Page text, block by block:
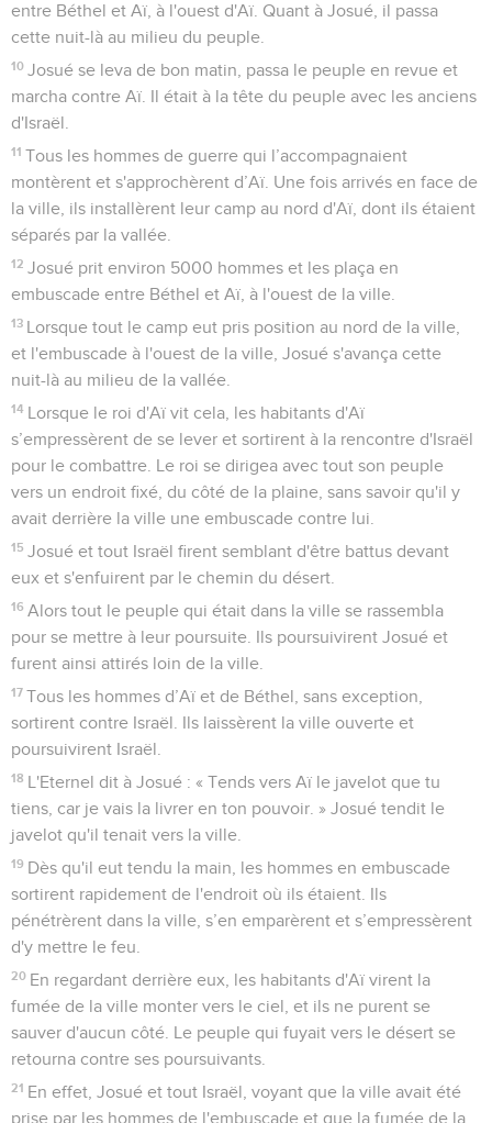
entre Béthel et Aï, à l'ouest d'Aï. Quant à Josué, il passa
cette nuit-là au milieu du peuple.
10 Josué se leva de bon matin, passa le peuple en revue et
marcha contre Aï. Il était à la tête du peuple avec les anciens
d'Israël.
11 Tous les hommes de guerre qui l’accompagnaient
montèrent et s'approchèrent d’Aï. Une fois arrivés en face de
la ville, ils installèrent leur camp au nord d'Aï, dont ils étaient
séparés par la vallée.
12 Josué prit environ 5000 hommes et les plaça en
embuscade entre Béthel et Aï, à l'ouest de la ville.
13 Lorsque tout le camp eut pris position au nord de la ville,
et l'embuscade à l'ouest de la ville, Josué s'avança cette
nuit-là au milieu de la vallée.
14 Lorsque le roi d'Aï vit cela, les habitants d'Aï
s’empressèrent de se lever et sortirent à la rencontre d'Israël
pour le combattre. Le roi se dirigea avec tout son peuple
vers un endroit fixé, du côté de la plaine, sans savoir qu'il y
avait derrière la ville une embuscade contre lui.
15 Josué et tout Israël firent semblant d'être battus devant
eux et s'enfuirent par le chemin du désert.
16 Alors tout le peuple qui était dans la ville se rassembla
pour se mettre à leur poursuite. Ils poursuivirent Josué et
furent ainsi attirés loin de la ville.
17 Tous les hommes d’Aï et de Béthel, sans exception,
sortirent contre Israël. Ils laissèrent la ville ouverte et
poursuivirent Israël.
18 L'Eternel dit à Josué : « Tends vers Aï le javelot que tu
tiens, car je vais la livrer en ton pouvoir. » Josué tendit le
javelot qu'il tenait vers la ville.
19 Dès qu'il eut tendu la main, les hommes en embuscade
sortirent rapidement de l'endroit où ils étaient. Ils
pénétrèrent dans la ville, s’en emparèrent et s’empressèrent
d'y mettre le feu.
20 En regardant derrière eux, les habitants d'Aï virent la
fumée de la ville monter vers le ciel, et ils ne purent se
sauver d'aucun côté. Le peuple qui fuyait vers le désert se
retourna contre ses poursuivants.
21 En effet, Josué et tout Israël, voyant que la ville avait été
prise par les hommes de l'embuscade et que la fumée de la